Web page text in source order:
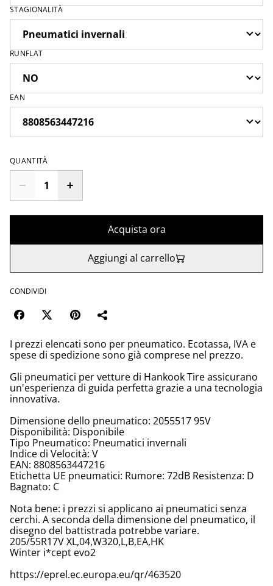
STAGIONALITÀ
RUNFLAT
EAN
QUANTITÀ
Acquista ora
Aggiungi al carrello
CONDIVIDI
I prezzi elencati sono per pneumatico. Ecotassa, IVA e
spese di spedizione sono già comprese nel prezzo.
Gli pneumatici per vetture di Hankook Tire assicurano
un'esperienza di guida perfetta grazie a una tecnologia
innovativa.
Dimensione dello pneumatico: 2055517 95V
Disponibilità: Disponibile
Tipo Pneumatico: Pneumatici invernali
Indice di Velocità: V
EAN: 8808563447216
Etichetta UE pneumatici: Rumore: 72dB Resistenza: D
Bagnato: C
Nota bene: i prezzi si applicano ai pneumatici senza
cerchi. A seconda della dimensione del pneumatico, il
disegno del battistrada potrebbe variare.
205/55R17V XL,04,W320,L,B,EA,HK
Winter i*cept evo2
https://eprel.ec.europa.eu/qr/463520